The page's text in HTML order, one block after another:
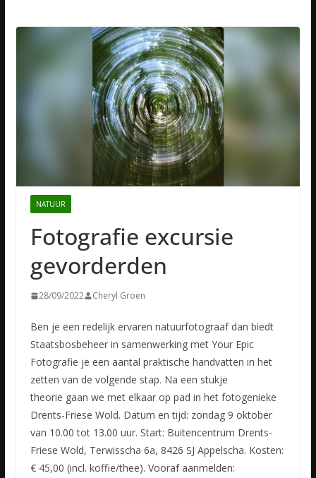
NATUUR
Fotografie excursie
gevorderden
28/09/2022 Cheryl Groen
Ben je een redelijk ervaren natuurfotograaf dan biedt
Staatsbosbeheer in samenwerking met Your Epic
Fotografie je een aantal praktische handvatten in het
zetten van de volgende stap. Na een stukje
theorie gaan we met elkaar op pad in het fotogenieke
Drents-Friese Wold. Datum en tijd: zondag 9 oktober
van 10.00 tot 13.00 uur. Start: Buitencentrum Drents-
Friese Wold, Terwisscha 6a, 8426 SJ Appelscha. Kosten:
€ 45,00 (incl. koffie/thee). Vooraf aanmelden: